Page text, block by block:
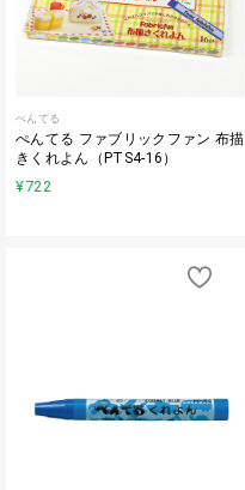
ぺんてる
ぺんてる ファブリックファン 布描
きくれよん（PTS4-16）
¥722